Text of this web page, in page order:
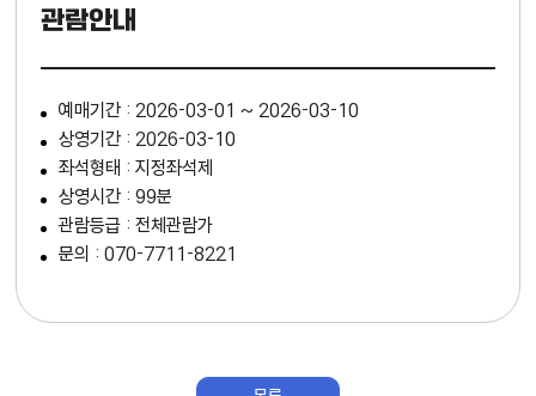
관람안내
예매기간 : 2026-03-01 ~ 2026-03-10
상영기간 : 2026-03-10
좌석형태 : 지정좌석제
상영시간 : 99분
관람등급 : 전체관람가
문의 : 070-7711-8221